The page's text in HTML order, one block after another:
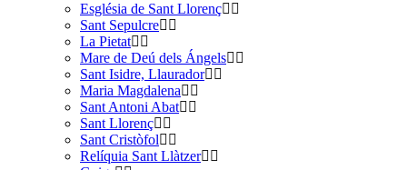
Església de Sant Llorenç
Sant Sepulcre
La Pietat
Mare de Deú dels Ángels
Sant Isidre, Llaurador
Maria Magdalena
Sant Antoni Abat
Sant Llorenç
Sant Cristòfol
Relíquia Sant Llàtzer